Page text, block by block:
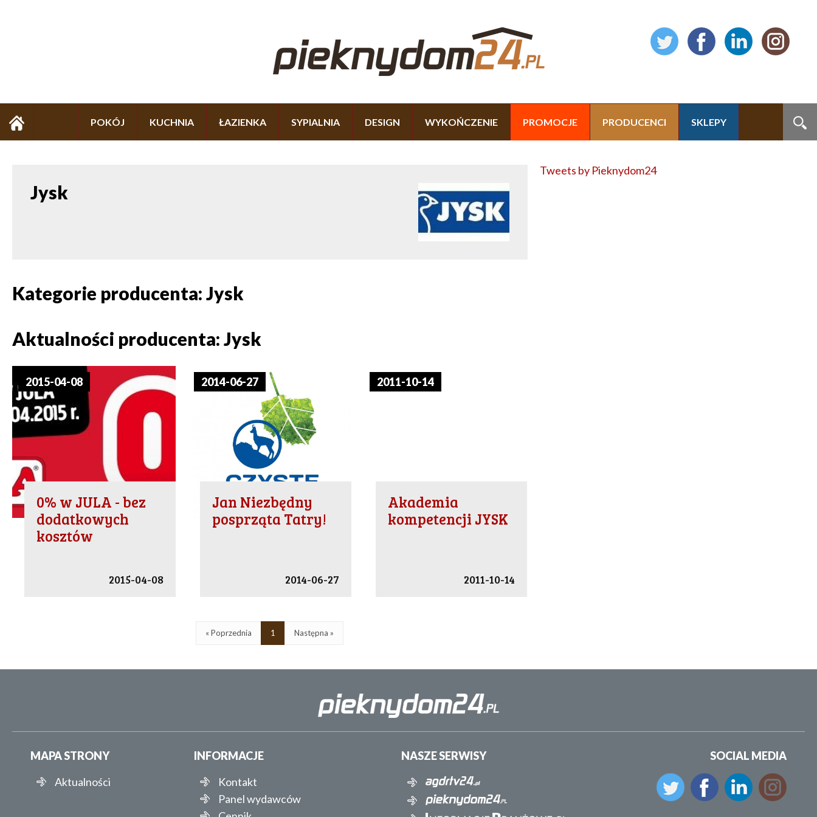
POKÓJ KUCHNIA ŁAZIENKA SYPIALNIA DESIGN WYKOŃCZENIE PROMOCJE PRODUCENCI SKLEPY
Jysk
Kategorie producenta: Jysk
Aktualności producenta: Jysk
2015-04-08
0% w JULA - bez
dodatkowych
kosztów
2015-04-08
2014-06-27
Jan Niezbędny
posprząta Tatry!
2014-06-27
2011-10-14
Akademia
kompetencji JYSK
2011-10-14
« Poprzednia 1 Następna »
Tweets by Pieknydom24
MAPA STRONY
Aktualności
INFORMACJE
Kontakt
Panel wydawców
NASZE SERWISY SOCIAL MEDIA